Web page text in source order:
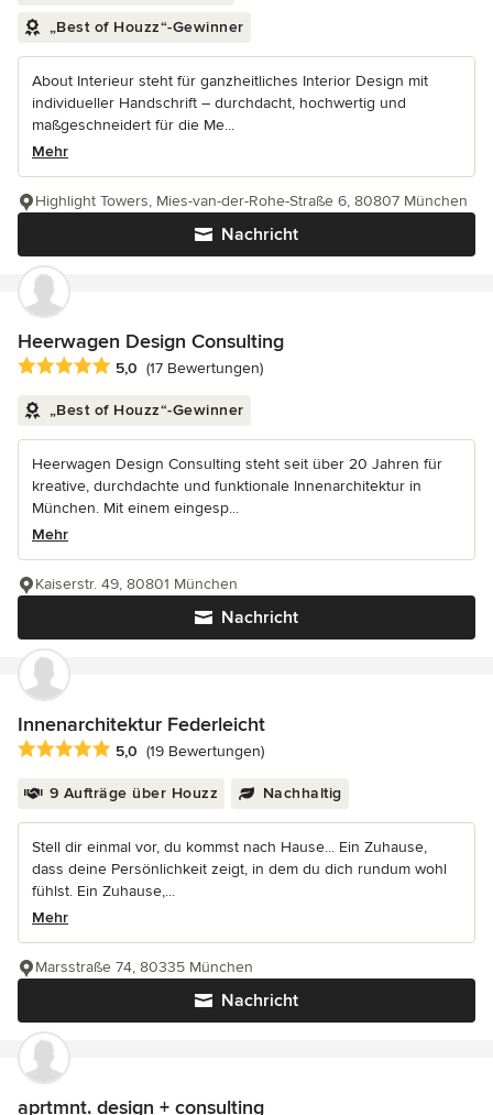
„Best of Houzz“-Gewinner
About Interieur steht für ganzheitliches Interior Design mit
individueller Handschrift – durchdacht, hochwertig und
maßgeschneidert für die Me...
Mehr
Nachricht
Highlight Towers, Mies-van-der-Rohe-Straße 6, 80807 München
Heerwagen Design Consulting
Durchschnittliche Bewertung: 5 von 5 Sternen
5,0 (17 Bewertungen)
„Best of Houzz“-Gewinner
Heerwagen Design Consulting steht seit über 20 Jahren für
kreative, durchdachte und funktionale Innenarchitektur in
München. Mit einem eingesp...
Mehr
Nachricht
Kaiserstr. 49, 80801 München
Innenarchitektur Federleicht
Durchschnittliche Bewertung: 5 von 5 Sternen
5,0 (19 Bewertungen)
9 Aufträge über Houzz Nachhaltig
Stell dir einmal vor, du kommst nach Hause... Ein Zuhause,
dass deine Persönlichkeit zeigt, in dem du dich rundum wohl
fühlst. Ein Zuhause,...
Mehr
Nachricht
Marsstraße 74, 80335 München
aprtmnt. design + consulting